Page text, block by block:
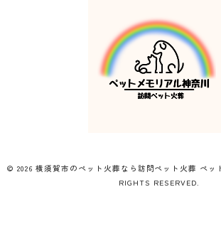
© 2026 横須賀市のペット火葬なら訪問ペット火葬 ペッ
RIGHTS RESERVED.